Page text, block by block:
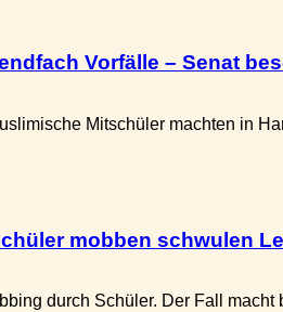
Vorfälle – Senat
Mitschüler machten in
mobben schwulen
durch Schüler. Der Fall